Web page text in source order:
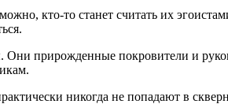
кто-то станет считать их
прирожденные покровители и
никогда не попадают в